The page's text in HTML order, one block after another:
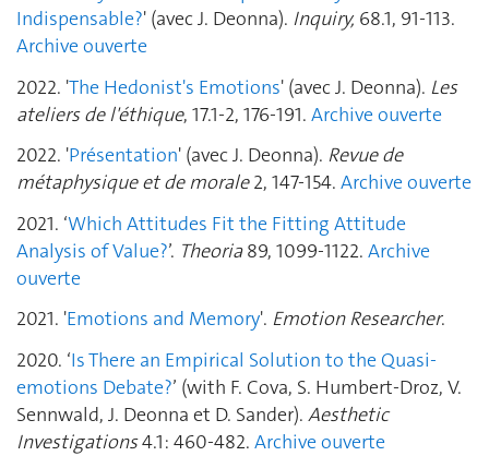
Indispensable?' (avec J. Deonna). Inquiry, 68.1, 91-113.
Archive ouverte
2022. 'The Hedonist's Emotions' (avec J. Deonna). Les
ateliers de l'éthique, 17.1-2, 176-191. Archive ouverte
2022. 'Présentation' (avec J. Deonna). Revue de
métaphysique et de morale2, 147-154. Archive ouverte
2021. ‘Which Attitudes Fit the Fitting Attitude
Analysis of Value?’. Theoria89, 1099-1122. Archive
ouverte
2021. 'Emotions and Memory'. Emotion Researcher.
2020. ‘Is There an Empirical Solution to the Quasi-
emotions Debate?’ (with F. Cova, S. Humbert-Droz, V.
Sennwald, J. Deonna et D. Sander). Aesthetic
Investigations4.1: 460-482. Archive ouverte